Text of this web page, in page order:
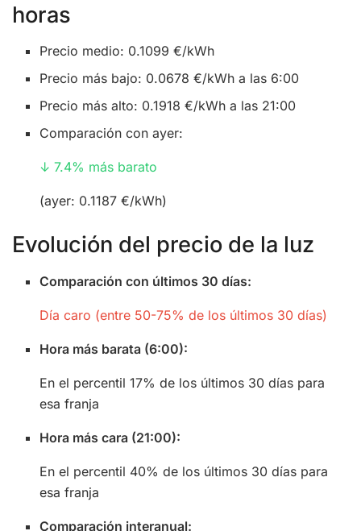
horas
Precio medio: 0.1099 €/kWh
Precio más bajo: 0.0678 €/kWh a las 6:00
Precio más alto: 0.1918 €/kWh a las 21:00
Comparación con ayer:
↓ 7.4% más barato
(ayer: 0.1187 €/kWh)
Evolución del precio de la luz
Comparación con últimos 30 días:
Día caro (entre 50-75% de los últimos 30 días)
Hora más barata (6:00):
En el percentil 17% de los últimos 30 días para
esa franja
Hora más cara (21:00):
En el percentil 40% de los últimos 30 días para
esa franja
Comparación interanual: